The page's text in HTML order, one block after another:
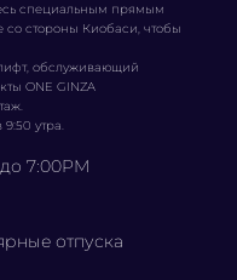
специальным прямым
стороны Киобаси, чтобы
обслуживающий
ONE GINZA
утра.
7:00PM
отпуска